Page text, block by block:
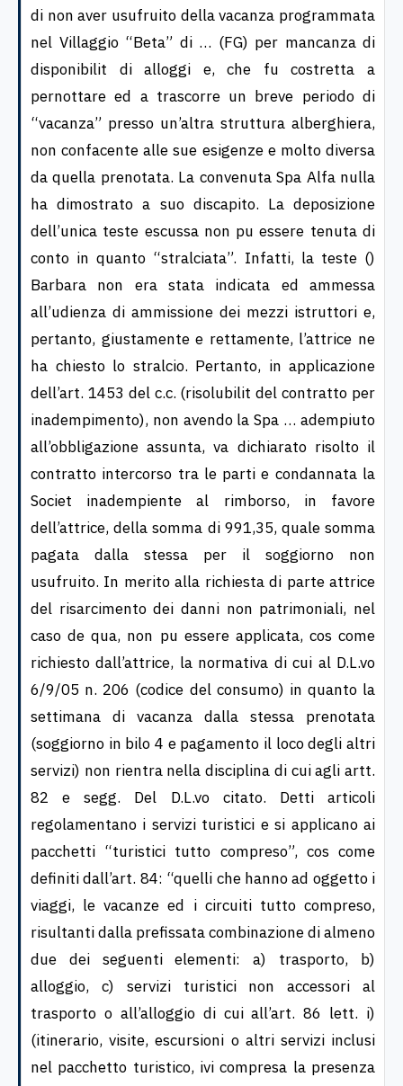
di non aver usufruito della vacanza programmata
nel Villaggio “Beta” di … (FG) per mancanza di
disponibilit di alloggi e, che fu costretta a
pernottare ed a trascorre un breve periodo di
“vacanza” presso un’altra struttura alberghiera,
non confacente alle sue esigenze e molto diversa
da quella prenotata. La convenuta Spa Alfa nulla
ha dimostrato a suo discapito. La deposizione
dell’unica teste escussa non pu essere tenuta di
conto in quanto “stralciata”. Infatti, la teste ()
Barbara non era stata indicata ed ammessa
all’udienza di ammissione dei mezzi istruttori e,
pertanto, giustamente e rettamente, l’attrice ne
ha chiesto lo stralcio. Pertanto, in applicazione
dell’art. 1453 del c.c. (risolubilit del contratto per
inadempimento), non avendo la Spa … adempiuto
all’obbligazione assunta, va dichiarato risolto il
contratto intercorso tra le parti e condannata la
Societ inadempiente al rimborso, in favore
dell’attrice, della somma di 991,35, quale somma
pagata dalla stessa per il soggiorno non
usufruito. In merito alla richiesta di parte attrice
del risarcimento dei danni non patrimoniali, nel
caso de qua, non pu essere applicata, cos come
richiesto dall’attrice, la normativa di cui al D.L.vo
6/9/05 n. 206 (codice del consumo) in quanto la
settimana di vacanza dalla stessa prenotata
(soggiorno in bilo 4 e pagamento il loco degli altri
servizi) non rientra nella disciplina di cui agli artt.
82 e segg. Del D.L.vo citato. Detti articoli
regolamentano i servizi turistici e si applicano ai
pacchetti “turistici tutto compreso”, cos come
definiti dall’art. 84: “quelli che hanno ad oggetto i
viaggi, le vacanze ed i circuiti tutto compreso,
risultanti dalla prefissata combinazione di almeno
due dei seguenti elementi: a) trasporto, b)
alloggio, c) servizi turistici non accessori al
trasporto o all’alloggio di cui all’art. 86 lett. i)
(itinerario, visite, escursioni o altri servizi inclusi
nel pacchetto turistico, ivi compresa la presenza